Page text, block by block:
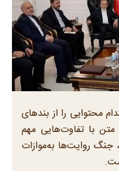
محتوایی را از بند‌های
متن با تفاوت‌هایی مهم
جنگ روایت‌ها به‌موازات